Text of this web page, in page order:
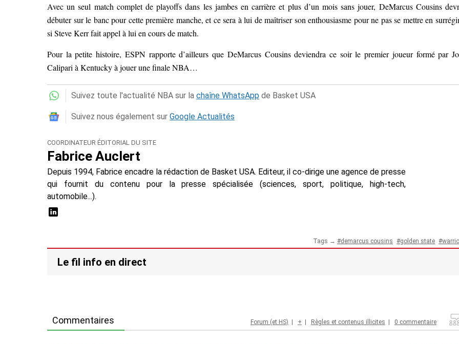
Avec un seul match complet de playoffs dans les jambes en carrière et plus d’un mois sans jouer, DeMarcus Cousins
débuter sur le banc pour cette première manche, et ce sera à lui de maîtriser son enthousiasme pour ne pas se mettre en
si Steve Kerr fait appel à lui en cours de match.
Pour la petite histoire, ESPN rapporte d’ailleurs que DeMarcus Cousins deviendra ce soir le premier joueur formé par
Calipari à Kentucky à jouer une finale NBA…
Suivez toute l'actualité NBA sur la chaîne WhatsApp de Basket USA
Suivez nous également sur Google Actualités
COORDINATEUR ÉDITORIAL DU SITE
Fabrice Auclert
Depuis 1994, Fabrice encadre la rédaction de Basket USA. Editeur, il co-dirige une agence de presse
qui fournit du contenu pour la presse spécialisée (sciences, sport, politique, high-tech,
automobile...).
Tags → demarcus cousins golden state
Le fil info en direct
Commentaires Forum (et HS) + Règles et contenus illicites 0 commentaire